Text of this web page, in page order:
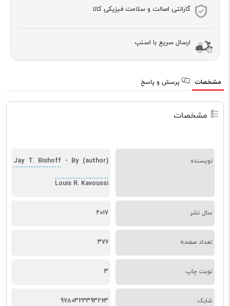
گارانتی اصالت و سلامت فیزیکی کالا
ارسال سریع با اسنپ
مشخصات پرسش و پاسخ
مشخصات
نویسنده Jay T. Bishoff - By (author)
Louis R. Kavoussi
سال نشر 2017
تعداد صفحه 376
نوبت چاپ 3
شابک 9780323393263